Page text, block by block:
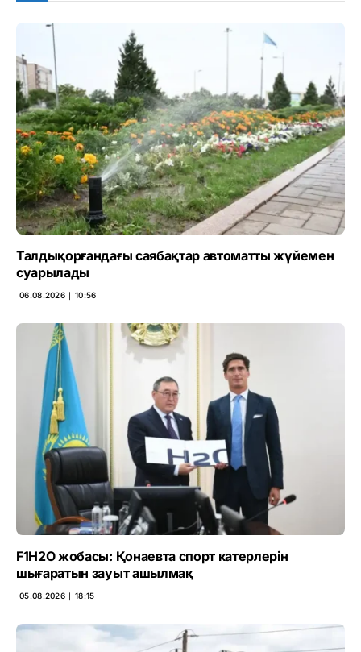
Талдықорғандағы саябақтар автоматты жүйемен
суарылады
06.08.2026 ∣ 10:56
F1H2O жобасы: Қонаевта спорт катерлерін
шығаратын зауыт ашылмақ
05.08.2026 ∣ 18:15